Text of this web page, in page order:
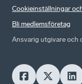
Cookieinställningar
Bli medlemsföretag
Ansvarig utgivare och